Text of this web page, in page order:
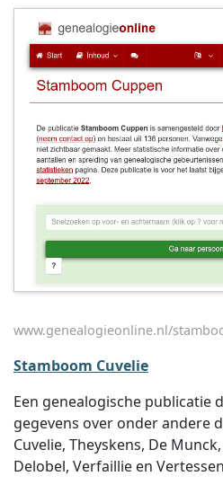
www.genealogieonline.nl/
Stamboom Cuvelie
Een genealogische publicatie
gegevens over onder andere
Cuvelie, Theyskens, De
Delobel, Verfaillie en